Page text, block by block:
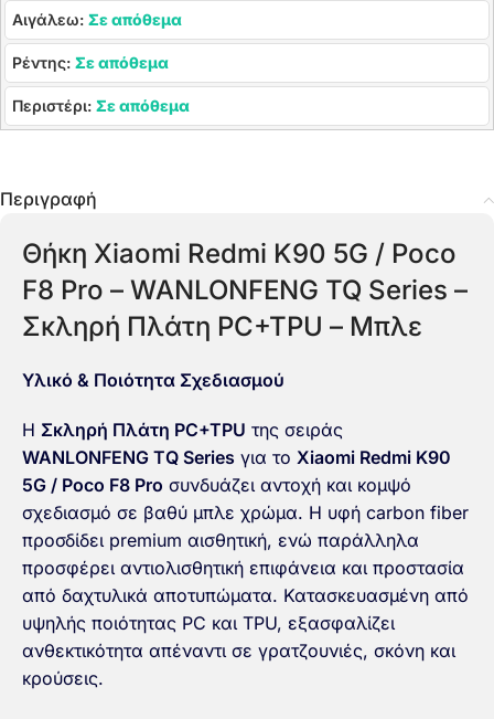
Αιγάλεω: Σε απόθεμα
Ρέντης: Σε απόθεμα
Περιστέρι: Σε απόθεμα
Περιγραφή
Θήκη Xiaomi Redmi K90 5G / Poco
F8 Pro – WANLONFENG TQ Series –
Σκληρή Πλάτη PC+TPU – Μπλε
Υλικό & Ποιότητα Σχεδιασμού
Η Σκληρή Πλάτη PC+TPU της σειράς
WANLONFENG TQ Series για το Xiaomi Redmi K90
5G / Poco F8 Pro συνδυάζει αντοχή και κομψό
σχεδιασμό σε βαθύ μπλε χρώμα. Η υφή carbon fiber
προσδίδει premium αισθητική, ενώ παράλληλα
προσφέρει αντιολισθητική επιφάνεια και προστασία
από δαχτυλικά αποτυπώματα. Κατασκευασμένη από
υψηλής ποιότητας PC και TPU, εξασφαλίζει
ανθεκτικότητα απέναντι σε γρατζουνιές, σκόνη και
κρούσεις.